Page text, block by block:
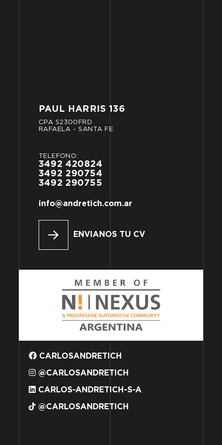
PAUL HARRIS 136
CPA S2300FRD
RAFAELA
- SANTA FE
TELÉFONO:
3492 420824
3492 290754
3492 290755
info@andretich.com.ar
ENVIANOS TU CV
CARLOSANDRETICH
@CARLOSANDRETICH
CARLOS-ANDRETICH-S-A
@CARLOSANDRETICH